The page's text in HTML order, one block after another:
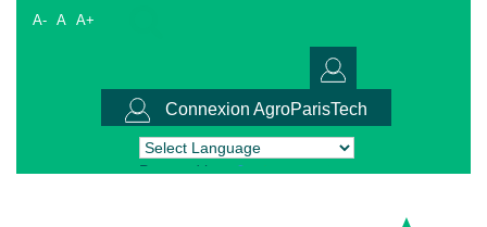
A- A A+
Connexion AgroParisTech
Powered by Translate